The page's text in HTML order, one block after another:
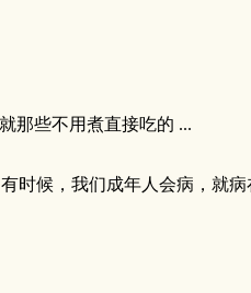
那些不用煮直接吃的 ...
时候，我们成年人会病，就病